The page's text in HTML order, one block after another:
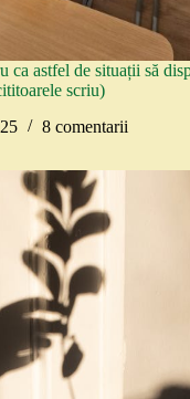
ca astfel de situații să
scriu)
8 comentarii